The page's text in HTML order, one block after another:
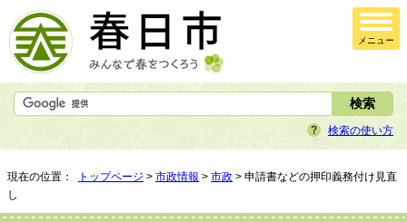
メニュー
検索の使い方
現在の位置： トップページ > 市政情報 > 市政 > 申請書などの押印義務付け見直
し